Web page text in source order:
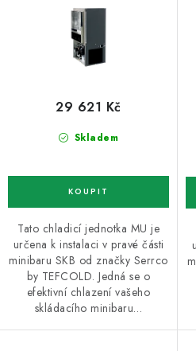
Skladem
29 621 Kč
Tato chladicí jednotka MU je
určena k instalaci v pravé části
minibaru SKB od značky Serrco
by TEFCOLD. Jedná se o
efektivní chlazení vašeho
skládacího minibaru…